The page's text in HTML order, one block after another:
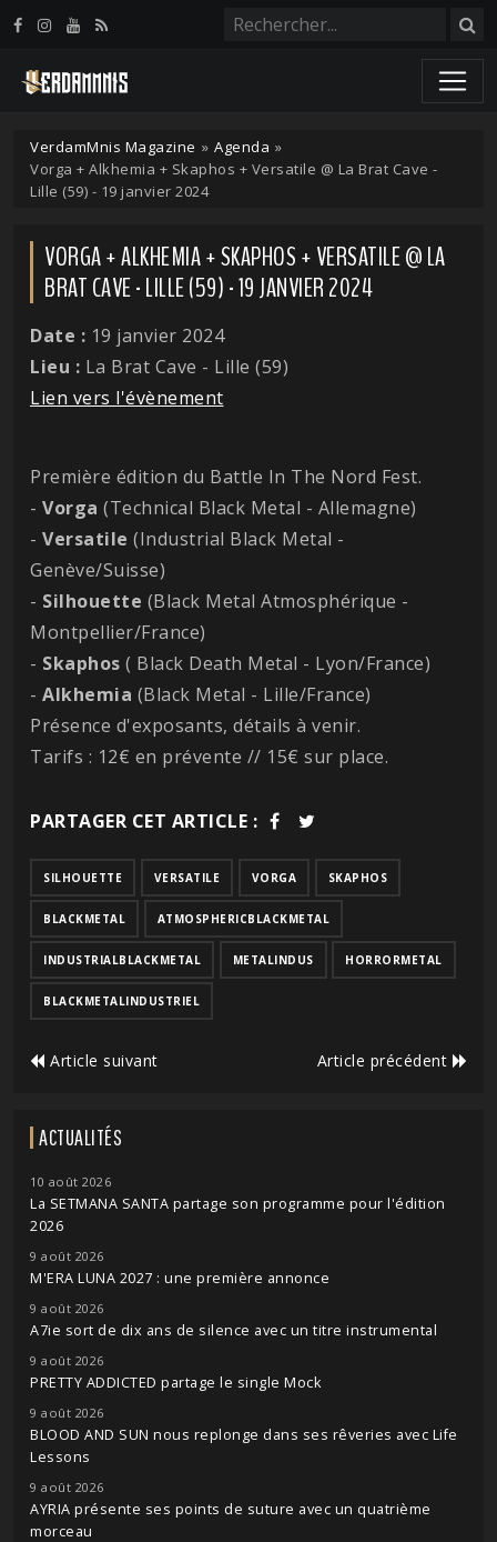
VerdamMnis Magazine » Agenda »
Vorga + Alkhemia + Skaphos + Versatile @ La Brat Cave -
Lille (59) - 19 janvier 2024
VORGA + ALKHEMIA + SKAPHOS + VERSATILE @ LA
BRAT CAVE - LILLE (59) - 19 JANVIER 2024
Date : 19 janvier 2024
Lieu : La Brat Cave - Lille (59)
Lien vers l'évènement
Première édition du Battle In The Nord Fest.
- Vorga (Technical Black Metal - Allemagne)
- Versatile (Industrial Black Metal -
Genève/Suisse)
- Silhouette (Black Metal Atmosphérique -
Montpellier/France)
- Skaphos ( Black Death Metal - Lyon/France)
- Alkhemia (Black Metal - Lille/France)
Présence d'exposants, détails à venir.
Tarifs : 12€ en prévente // 15€ sur place.
PARTAGER CET ARTICLE :
SILHOUETTE VERSATILE VORGA SKAPHOS
BLACKMETAL ATMOSPHERICBLACKMETAL
INDUSTRIALBLACKMETAL METALINDUS HORRORMETAL
BLACKMETALINDUSTRIEL
Article suivant Article précédent
ACTUALITÉS
10 août 2026
La SETMANA SANTA partage son programme pour l'édition
2026
9 août 2026
M'ERA LUNA 2027 : une première annonce
9 août 2026
A7ie sort de dix ans de silence avec un titre instrumental
9 août 2026
PRETTY ADDICTED partage le single Mock
9 août 2026
BLOOD AND SUN nous replonge dans ses rêveries avec Life
Lessons
9 août 2026
AYRIA présente ses points de suture avec un quatrième
morceau
Panneau de gestion des cookies